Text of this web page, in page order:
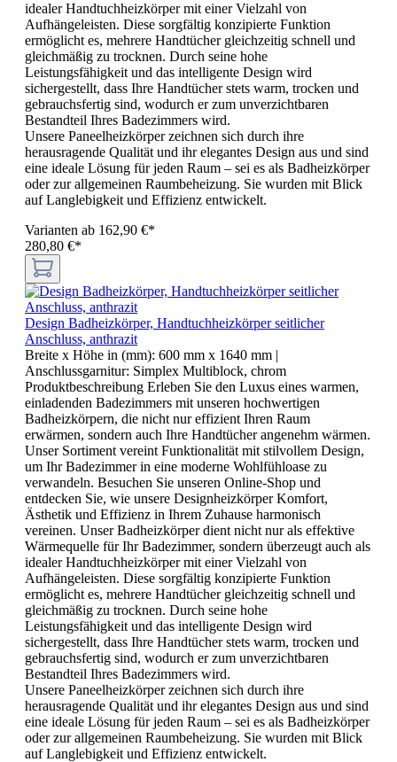
idealer Handtuchheizkörper mit einer Vielzahl von
Aufhängeleisten. Diese sorgfältig konzipierte Funktion
ermöglicht es, mehrere Handtücher gleichzeitig schnell und
gleichmäßig zu trocknen. Durch seine hohe
Leistungsfähigkeit und das intelligente Design wird
sichergestellt, dass Ihre Handtücher stets warm, trocken und
gebrauchsfertig sind, wodurch er zum unverzichtbaren
Bestandteil Ihres Badezimmers wird.
Unsere Paneelheizkörper zeichnen sich durch ihre
herausragende Qualität und ihr elegantes Design aus und sind
eine ideale Lösung für jeden Raum – sei es als Badheizkörper
oder zur allgemeinen Raumbeheizung. Sie wurden mit Blick
auf Langlebigkeit und Effizienz entwickelt.
Varianten ab 162,90 €*
280,80 €*
Design Badheizkörper, Handtuchheizkörper seitlicher
Anschluss, anthrazit
Breite x Höhe in (mm): 600 mm x 1640 mm |
Anschlussgarnitur: Simplex Multiblock, chrom
Produktbeschreibung Erleben Sie den Luxus eines warmen,
einladenden Badezimmers mit unseren hochwertigen
Badheizkörpern, die nicht nur effizient Ihren Raum
erwärmen, sondern auch Ihre Handtücher angenehm wärmen.
Unser Sortiment vereint Funktionalität mit stilvollem Design,
um Ihr Badezimmer in eine moderne Wohlfühloase zu
verwandeln. Besuchen Sie unseren Online-Shop und
entdecken Sie, wie unsere Designheizkörper Komfort,
Ästhetik und Effizienz in Ihrem Zuhause harmonisch
vereinen. Unser Badheizkörper dient nicht nur als effektive
Wärmequelle für Ihr Badezimmer, sondern überzeugt auch als
idealer Handtuchheizkörper mit einer Vielzahl von
Aufhängeleisten. Diese sorgfältig konzipierte Funktion
ermöglicht es, mehrere Handtücher gleichzeitig schnell und
gleichmäßig zu trocknen. Durch seine hohe
Leistungsfähigkeit und das intelligente Design wird
sichergestellt, dass Ihre Handtücher stets warm, trocken und
gebrauchsfertig sind, wodurch er zum unverzichtbaren
Bestandteil Ihres Badezimmers wird.
Unsere Paneelheizkörper zeichnen sich durch ihre
herausragende Qualität und ihr elegantes Design aus und sind
eine ideale Lösung für jeden Raum – sei es als Badheizkörper
oder zur allgemeinen Raumbeheizung. Sie wurden mit Blick
auf Langlebigkeit und Effizienz entwickelt.